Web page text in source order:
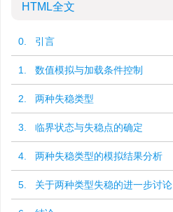
HTML全文
0. 引言
1. 数值模拟与加载条件控制
2. 两种失稳类型
3. 临界状态与失稳点的确定
4. 两种失稳类型的模拟结果分析
5. 关于两种类型失稳的进一步讨论